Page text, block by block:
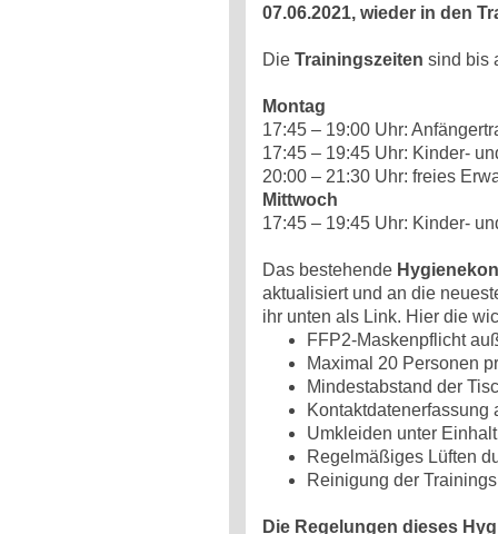
07.06.2021, wieder in den
Die Trainingszeiten sind bis
Montag
17:45 – 19:00 Uhr:
17:45 – 19:45 Uhr: Kinder-
20:00 – 21:30 Uhr: freies
Mittwoch
17:45 – 19:45 Uhr: Kinder-
Das bestehende
aktualisiert und an die
ihr unten als Link. Hier die
FFP2-Maskenpflicht
Maximal 20 Personen
Mindestabstand der
Umkleiden unter
Regelmäßiges Lüften
Reinigung der
Die Regelungen dieses